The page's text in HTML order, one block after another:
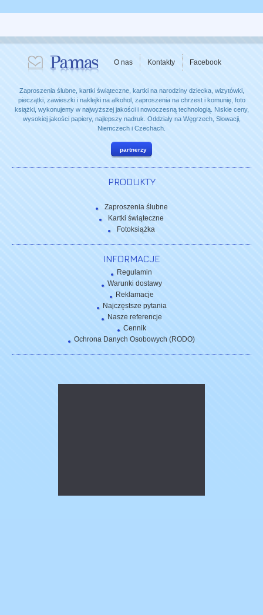
O nas Kontakty Facebook
Zaproszenia ślubne, kartki świąteczne, kartki na narodziny dziecka, wizytówki,
pieczątki, zawieszki i naklejki na alkohol, zaproszenia na chrzest i komunię, foto
książki, wykonujemy w najwyższej jakości i nowoczesną technologią. Niskie ceny,
wysokiej jakości papiery, najlepszy nadruk. Oddziały na Węgrzech, Słowacji,
Niemczech i Czechach.
partnerzy
PRODUKTY
Zaproszenia ślubne
Kartki świąteczne
Fotoksiążka
INFORMACJE
Regulamin
Warunki dostawy
Reklamacje
Najczęstsze pytania
Nasze referencje
Cennik
Ochrona Danych Osobowych (RODO)